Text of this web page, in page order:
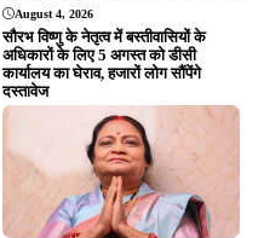
August 4, 2026
सौरभ विष्णु के नेतृत्व में बस्तीवासियों के
अधिकारों के लिए 5 अगस्त को डीसी
कार्यालय का घेराव, हजारों लोग सौंपेंगे
दस्तावेज